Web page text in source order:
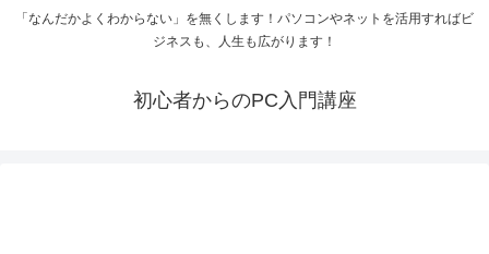
「なんだかよくわからない」を無くします！パソコンやネットを活用すればビ
ジネスも、人生も広がります！
初心者からのPC入門講座